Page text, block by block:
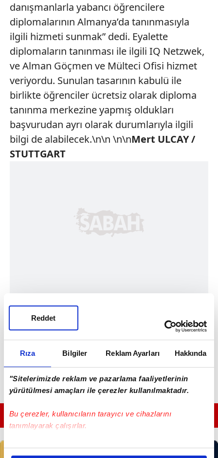
Rıza Bilgiler Reklam Ayarları Hakkında
"Sitelerimizde reklam ve pazarlama faaliyetlerinin
yürütülmesi amaçları ile çerezler kullanılmaktadır.
Bu çerezler, kullanıcıların tarayıcı ve cihazlarını
tanımlayarak çalışırlar.
Bu çerezlere izin vermeniz halinde sizlere özel
Reddet
danışmanlarla yabancı öğrencilere
diplomalarının Almanya’da tanınmasıyla
ilgili hizmeti sunmak” dedi. Eyalette
diplomaların tanınması ile ilgili IQ Netzwek,
ve Alman Göçmen ve Mülteci Ofisi hizmet
veriyordu. Sunulan tasarının kabulü ile
birlikte öğrenciler ücretsiz olarak diploma
tanınma merkezine yapmış oldukları
başvurudan ayrı olarak durumlarıyla ilgili
bilgi de alabilecek.\n\n \n\nMert ULCAY /
STUTTGART
GÜNÜN EN ÖNEMLİ MANŞETLERİ İÇİN TIKLAYIN